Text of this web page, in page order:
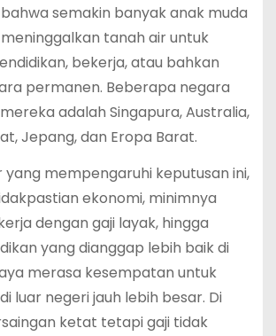
semakin banyak anak muda
tanah air untuk
bekerja, atau bahkan
permanen. Beberapa negara
adalah Singapura, Australia,
Jepang, dan Eropa Barat.
mempengaruhi keputusan ini,
ekonomi, minimnya
dengan gaji layak, hingga
yang dianggap lebih baik di
merasa kesempatan untuk
luar negeri jauh lebih besar. Di
ketat tetapi gaji tidak